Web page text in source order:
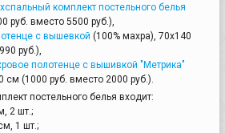
комплект постельного белья
руб. вместо 5500 руб.),
с вышевкой (100% махра), 70x140
руб.),
полотенце с вышивкой "Метрика"
см (1000 руб. вместо 2000 руб.).
постельного белья входит:
2 шт.;
1 шт.;